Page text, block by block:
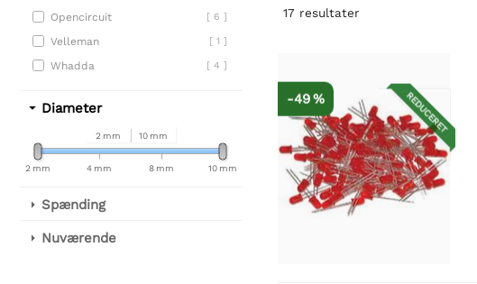
Opencircuit [ 6 ]
Velleman [ 1 ]
Whadda [ 4 ]
Diameter
2 mm 10 mm
2 mm 10 mm
4 mm 8 mm
Spænding
Nuværende
17 resultater
REDUCERET
-49 %